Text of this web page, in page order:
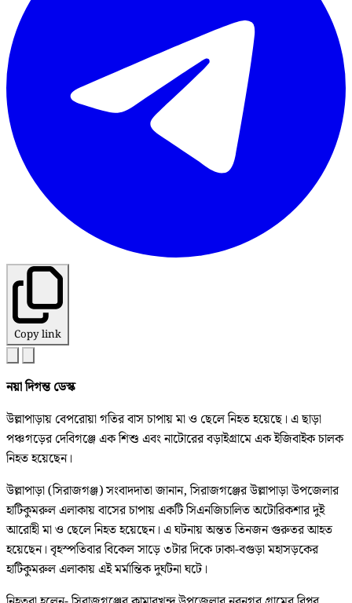
Copy link
নয়া দিগন্ত ডেস্ক
উল্লাপাড়ায় বেপরোয়া গতির বাস চাপায় মা ও ছেলে নিহত হয়েছে। এ ছাড়া
পঞ্চগড়ের দেবিগঞ্জে এক শিশু এবং নাটোরের বড়াইগ্রামে এক ইজিবাইক চালক
নিহত হয়েছেন।
উল্লাপাড়া (সিরাজগঞ্জ) সংবাদদাতা জানান, সিরাজগঞ্জের উল্লাপাড়া উপজেলার
হাটিকুমরুল এলাকায় বাসের চাপায় একটি সিএনজিচালিত অটোরিকশার দুই
আরোহী মা ও ছেলে নিহত হয়েছেন। এ ঘটনায় অন্তত তিনজন গুরুতর আহত
হয়েছেন। বৃহস্পতিবার বিকেল সাড়ে ৩টার দিকে ঢাকা-বগুড়া মহাসড়কের
হাটিকুমরুল এলাকায় এই মর্মান্তিক দুর্ঘটনা ঘটে।